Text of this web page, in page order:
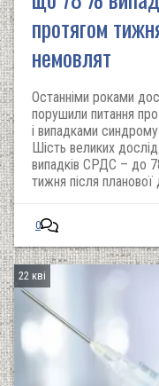
протягом
немовлят
Останніми роками
порушили питання
і випадками
Шість великих
випадків СРДС – до
тижня після планової
0
22 кві